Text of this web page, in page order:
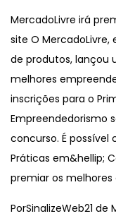
MercadoLivre irá
site O
de produtos, lançou
melhores
inscrições para o
Empreendedorismo
concurso. É possível
Práticas em&hellip;
premiar os
PorSinalizeWeb21 de